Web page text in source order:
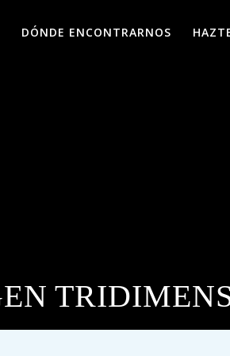
DÓNDE ENCONTRARNOS